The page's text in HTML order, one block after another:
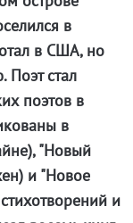
в
в США, но
Поэт стал
поэтов в
в
"Новый
и "Новое
и